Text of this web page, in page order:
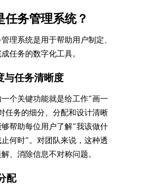
任务管理系统？
理系统是用于帮助用户制定、
任务的数字化工具。
与任务清晰度
个关键功能就是给工作“画一
任务的细分、分配和设计清晰
帮助每位用户了解“我该做什
何时”。对团队来说，这种透
、消除信息不对称问题。
配